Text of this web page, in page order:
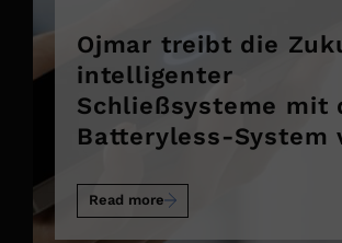
Ojmar treibt die
intelligenter
Schließsysteme mit
Batteryless-System
Read more